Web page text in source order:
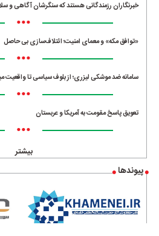
خبرنگاران رزمندگانی هستند که سنگرشان آگاهی
•••
«توافق مکه» و معمای امنیت؛ ائتلاف‌سازی بی حاصل
•••
سامانه ضد موشکی لیزری؛ از بلوف سیاسی تا واقعیت
•••
تعویق پاسخ مقومت به آمریکا و عربستان
•••
بیشتر
پیوندها